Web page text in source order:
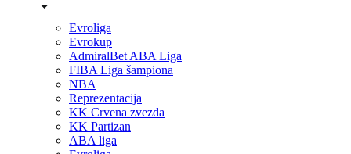
Evroliga
Evrokup
AdmiralBet ABA Liga
FIBA Liga šampiona
NBA
Reprezentacija
KK Crvena zvezda
KK Partizan
ABA liga